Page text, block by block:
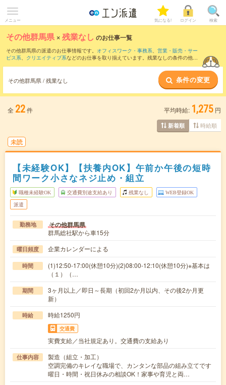
メニュー 気になる! ログイン 検索
その他群馬県 ×残業なし のお仕事一覧
その他群馬県の派遣のお仕事情報です。 オフィスワーク・事務系、 営業・販売・サー
ビス系、 クリエイティブ系などのお仕事を取り揃えています。残業なしの条件の他
その他群馬県 / 残業なし 条件の変更
全 22件 平均時給: 1,275 円
新着順 時給順
未読
【未経験OK】【扶養内OK】午前か午後の短時
間ワーク小さなネジ止め・組立
職種未経験OK 交通費別途支給あり 残業なし WEB登録OK
派遣
勤務地 その他群馬県
群馬総社駅から車15分
曜日頻度 企業カレンダーによる
時間
(1)12:50-17:00(休憩10分)(2)08:00-12:10(休憩10分)※基本は
（１）（…
期間
3ヶ月以上／即日～長期（初回2か月以内、その後2か月更
新）
時給 時給1250円
交通費
実費支給／当社規定あり。交通費の支給あり
仕事内容
製造（組立・加工）
空調完備のキレイな職場で、カンタンな部品の組み立てです
曜日・時間・祝日休みの相談OK！家事や育児と両…